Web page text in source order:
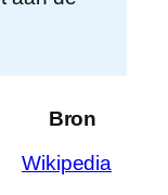
Bron
Wikipedia